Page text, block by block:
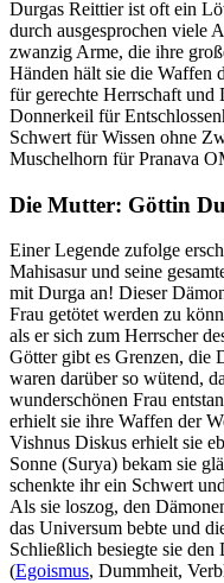
Durgas Reittier ist oft ein
durch ausgesprochen viele
zwanzig Arme, die ihre
Händen hält sie die Waffen
für gerechte Herrschaft und
Donnerkeil für
Schwert für Wissen ohne
Muschelhorn für Pranava
Die Mutter: Göttin
Einer Legende zufolge
Mahisasur und seine
mit Durga an! Dieser
Frau getötet werden zu
als er sich zum Herrscher
Götter gibt es Grenzen, die
waren darüber so wütend,
wunderschönen Frau
erhielt sie ihre Waffen der
Vishnus Diskus erhielt sie
Sonne (Surya) bekam sie
schenkte ihr ein Schwert
Als sie loszog, den
das Universum bebte und
Schließlich besiegte sie
(Egoismus, Dummheit,